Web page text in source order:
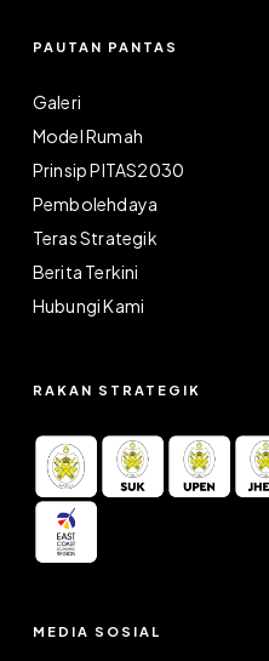
PAUTAN PANTAS
Galeri
Model Rumah
Prinsip PITAS2030
Pembolehdaya
Teras Strategik
Berita Terkini
Hubungi Kami
RAKAN STRATEGIK
MEDIA SOSIAL